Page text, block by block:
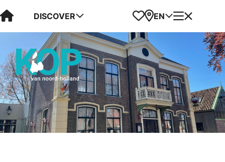
Visit Kop van Holland
DISCOVER Favorites
Map
EN Menu